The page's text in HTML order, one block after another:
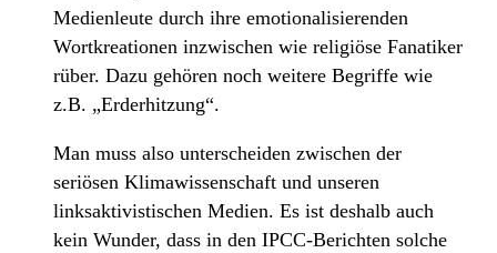
Medienleute durch ihre emotionalisierenden
Wortkreationen inzwischen wie religiöse Fanatiker
rüber. Dazu gehören noch weitere Begriffe wie
z.B. „Erderhitzung“.
Man muss also unterscheiden zwischen der
seriösen Klimawissenschaft und unseren
linksaktivistischen Medien. Es ist deshalb auch
kein Wunder, dass in den IPCC-Berichten solche